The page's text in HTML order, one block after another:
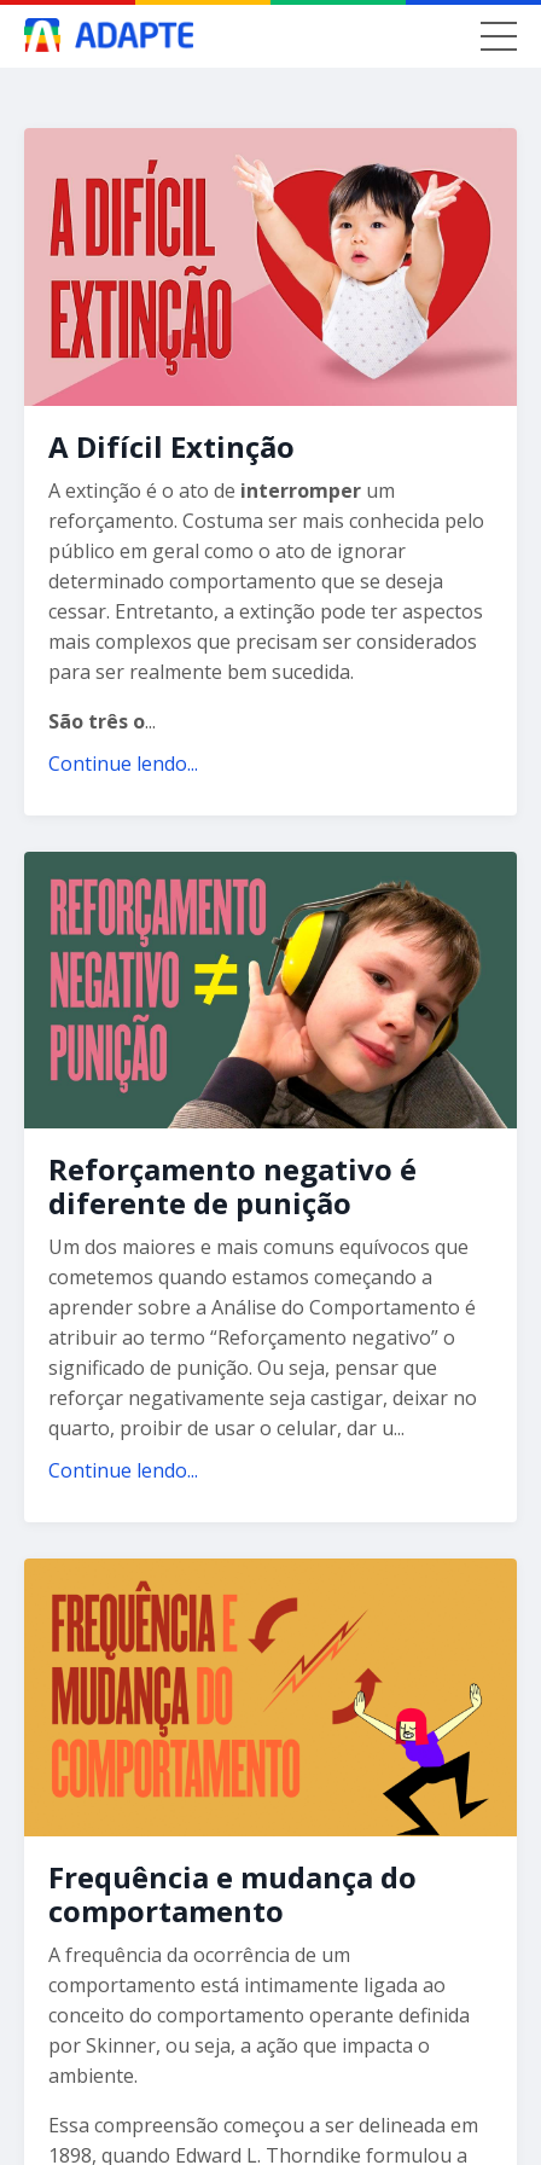
A Difícil Extinção
A extinção é o ato de interromper um
reforçamento. Costuma ser mais conhecida pelo
público em geral como o ato de ignorar
determinado comportamento que se deseja
cessar. Entretanto, a extinção pode ter aspectos
mais complexos que precisam ser considerados
para ser realmente bem sucedida.
São três o...
Continue lendo...
Reforçamento negativo é
diferente de punição
Um dos maiores e mais comuns equívocos que
cometemos quando estamos começando a
aprender sobre a Análise do Comportamento é
atribuir ao termo “Reforçamento negativo” o
significado de punição. Ou seja, pensar que
reforçar negativamente seja castigar, deixar no
quarto, proibir de usar o celular, dar u...
Continue lendo...
Frequência e mudança do
comportamento
A frequência da ocorrência de um
comportamento está intimamente ligada ao
conceito do comportamento operante definida
por Skinner, ou seja, a ação que impacta o
ambiente.
Essa compreensão começou a ser delineada em
1898, quando Edward L. Thorndike formulou a